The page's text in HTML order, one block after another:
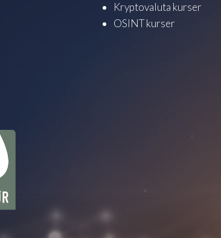
Kryptovaluta kurser
OSINT kurser